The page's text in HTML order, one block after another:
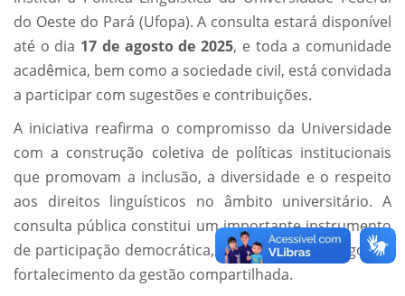
do Oeste do Pará (Ufopa). A consulta estará disponível
até o dia 17 de agosto de 2025, e toda a comunidade
acadêmica, bem como a sociedade civil, está convidada
a participar com sugestões e contribuições.
A iniciativa reafirma o compromisso da Universidade
com a construção coletiva de políticas institucionais
que promovam a inclusão, a diversidade e o respeito
aos direitos linguísticos no âmbito universitário. A
consulta pública constitui um importante instrumento
de participação democrática, permitindo o diálogo e o
fortalecimento da gestão compartilhada.